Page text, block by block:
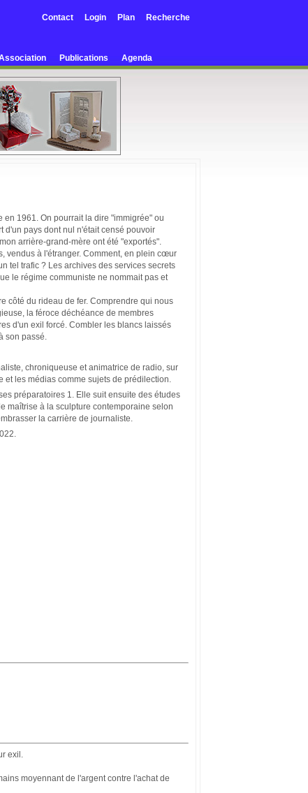
Contact Login Plan Recherche
Publications Agenda
1961. On pourrait la dire "immigrée" ou
d'un pays dont nul n'était censé pouvoir
arrière-grand-mère ont été "exportés".
vendus à l'étranger. Comment, en plein cœur
tel trafic ? Les archives des services secrets
le régime communiste ne nommait pas et
côté du rideau de fer. Comprendre qui nous
la féroce déchéance de membres
d'un exil forcé. Combler les blancs laissés
son passé.
chroniqueuse et animatrice de radio, sur
les médias comme sujets de prédilection.
préparatoires 1. Elle suit ensuite des études
maîtrise à la sculpture contemporaine selon
la carrière de journaliste.
exil.
moyennant de l'argent contre l'achat de